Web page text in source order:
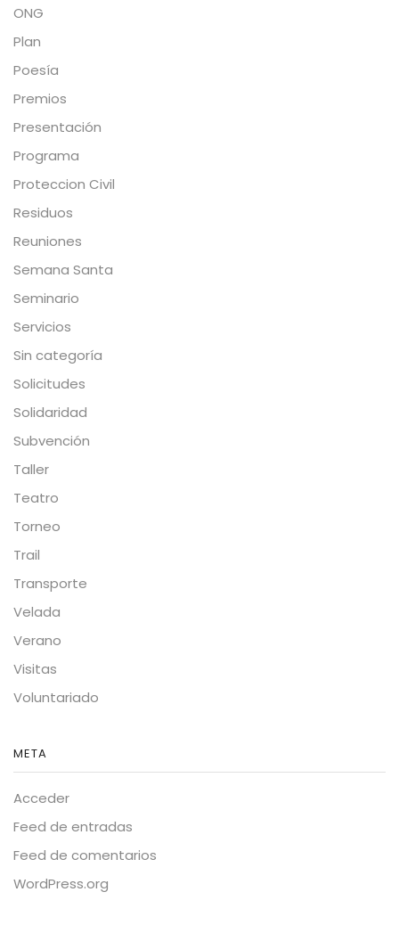
ONG
Plan
Poesía
Premios
Presentación
Programa
Proteccion Civil
Residuos
Reuniones
Semana Santa
Seminario
Servicios
Sin categoría
Solicitudes
Solidaridad
Subvención
Taller
Teatro
Torneo
Trail
Transporte
Velada
Verano
Visitas
Voluntariado
META
Acceder
Feed de entradas
Feed de comentarios
WordPress.org